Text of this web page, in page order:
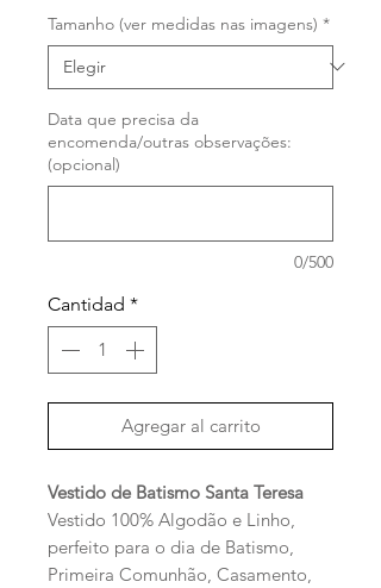
Tamanho (ver medidas nas imagens) *
Data que precisa da
encomenda/outras observações:
(opcional)
0/500
Cantidad *
Agregar al carrito
Vestido de Batismo Santa Teresa
Vestido 100% Algodão e Linho,
perfeito para o dia de Batismo,
Primeira Comunhão, Casamento,